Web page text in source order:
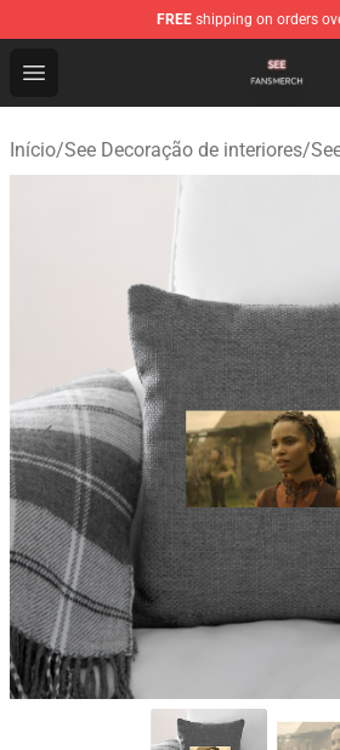
FREE shipping on orders
Open menu
See Shop - Official See
Início/See Decoração de interiores/